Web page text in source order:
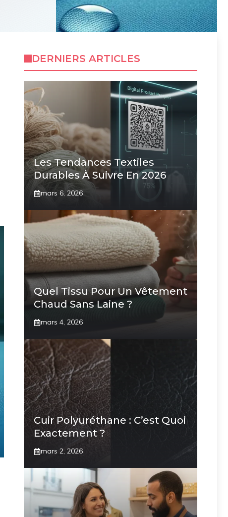
DERNIERS ARTICLES
Les Tendances Textiles
Durables À Suivre En 2026
mars 6, 2026
Quel Tissu Pour Un Vêtement
Chaud Sans Laine ?
mars 4, 2026
Cuir Polyuréthane : C’est Quoi
Exactement ?
mars 2, 2026